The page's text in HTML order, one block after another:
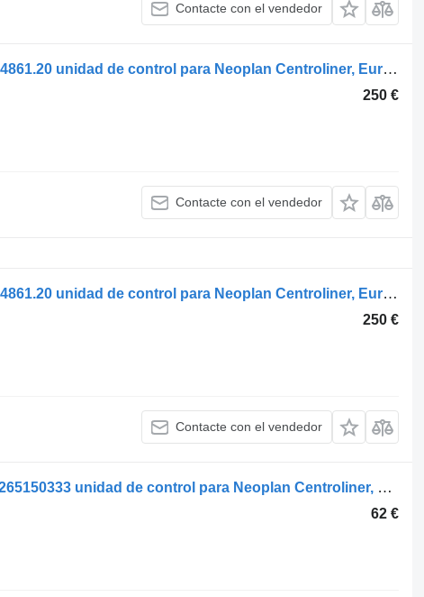
Contacte con el vendedor
Voith centroliner n4416 (01.98-) 56.4861.20 unidad de control para Neoplan Centroliner, Euroliner (1998-) autobús
250 €
Contacte con el vendedor
Voith centroliner n4416 (01.98-) 56.4861.20 unidad de control para Neoplan Centroliner, Euroliner (1998-) autobús
250 €
Contacte con el vendedor
Bosch centroliner n4416 (01.98-) 0265150333 unidad de control para Neoplan Centroliner, Euroliner (1998-) autobús
62 €